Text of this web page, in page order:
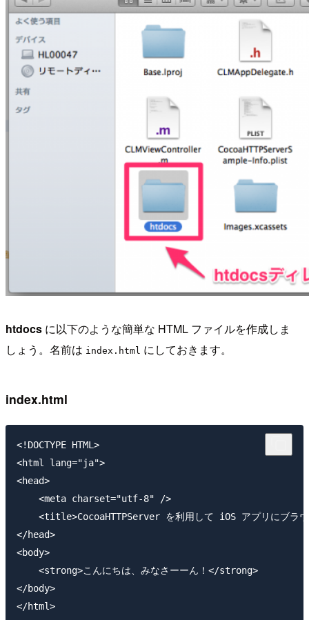
htdocs に以下のような簡単な HTML ファイルを作成しま
しょう。名前は index.html にしておきます。
index.html
<!DOCTYPE HTML>
<html lang="ja">
<head>
    <meta charset="utf-8" />
<title>CocoaHTTPServer を利用して iOS アプリにブラ
</head>
<body>
    <strong>こんにちは、みなさーーん！</strong>
</body>